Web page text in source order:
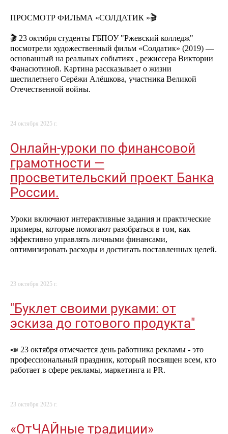
ПРОСМОТР ФИЛЬМА «СОЛДАТИК »🎬
🎬 23 октября студенты ГБПОУ "Ржевский колледж"
посмотрели художественный фильм «Солдатик» (2019) —
основанный на реальных событиях , режиссера Виктории
Фанасютиной. Картина рассказывает о жизни
шестилетнего Серёжи Алёшкова, участника Великой
Отечественной войны.
24 октября 2025 г.
Онлайн-уроки по финансовой
грамотности —
просветительский проект Банка
России.
Уроки включают интерактивные задания и практические
примеры, которые помогают разобраться в том, как
эффективно управлять личными финансами,
оптимизировать расходы и достигать поставленных целей.
23 октября 2025 г.
"Буклет своими руками: от
эскиза до готового продукта"
📣 23 октября отмечается день работника рекламы - это
профессиональный праздник, который посвящен всем, кто
работает в сфере рекламы, маркетинга и PR.
23 октября 2025 г.
«ОтЧАЙные традиции»